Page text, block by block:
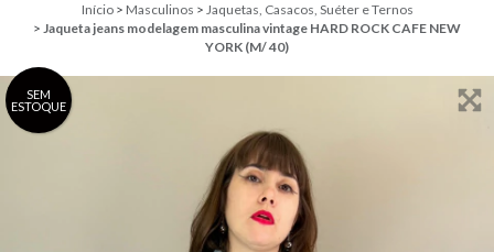
Início > Masculinos > Jaquetas, Casacos, Suéter e Ternos
> Jaqueta jeans modelagem masculina vintage HARD ROCK CAFE NEW
YORK (M/ 40)
SEM
ESTOQUE